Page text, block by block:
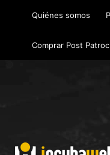
Quiénes somos
Comprar Post